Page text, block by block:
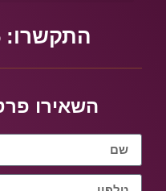
התקשרו: 052-2944516
השאירו